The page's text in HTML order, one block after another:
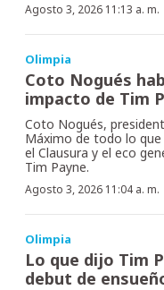
Agosto 3, 2026 11:13 a. m.
Olimpia
Coto Nogués
impacto de Tim
Coto Nogués,
Máximo de todo lo
el Clausura y el eco
Tim Payne.
Agosto 3, 2026 11:04 a. m.
Olimpia
Lo que dijo Tim
debut de